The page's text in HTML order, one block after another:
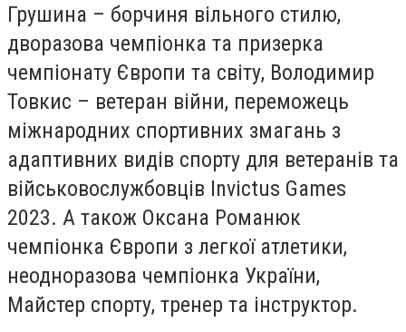
Грушина – борчиня вільного стилю,
дворазова чемпіонка та призерка
чемпіонату Європи та світу, Володимир
Товкис – ветеран війни, переможець
міжнародних спортивних змагань з
адаптивних видів спорту для ветеранів та
військовослужбовців Invictus Games
2023. А також Оксана Романюк
чемпіонка Європи з легкої атлетики,
неодноразова чемпіонка України,
Майстер спорту, тренер та інструктор.